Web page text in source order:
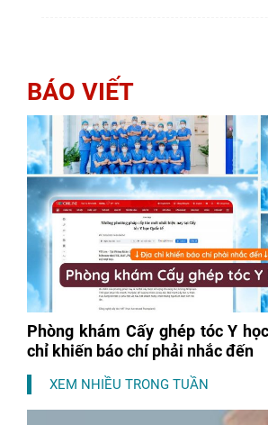
BÁO VIẾT
Phòng khám Cấy ghép tóc Y
chỉ khiến báo chí phải nhắc đến
XEM NHIỀU TRONG TUẦN